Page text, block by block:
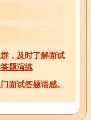
，及时了解面试
题演练
面试答题语感。